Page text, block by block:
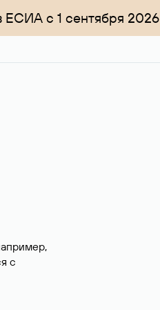
ЕСИА с 1 сентября 2026
с